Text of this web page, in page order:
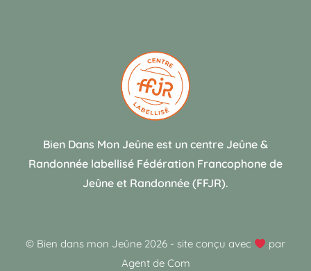
Bien Dans Mon Jeûne est un centre Jeûne &
Randonnée labellisé Fédération Francophone de
Jeûne et Randonnée (FFJR).
© Bien dans mon Jeûne 2026- site conçu avec
par
Agent de Com